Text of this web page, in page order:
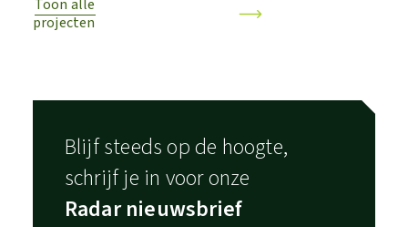
Toon alle
projecten
Blijf steeds op de hoogte,
schrijf je in voor onze
Radar nieuwsbrief